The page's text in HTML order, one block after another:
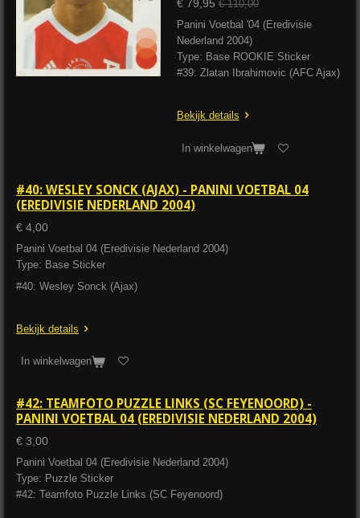
€ 79,95 € 110,00
Panini Voetbal '04 (Eredivisie
Nederland 2004)
Type: Base ROOKIE Sticker
#39: Zlatan Ibrahimovic (AFC Ajax)
Bekijk details
In winkelwagen
#40: WESLEY SONCK (AJAX) - PANINI VOETBAL 04
(EREDIVISIE NEDERLAND 2004)
€ 4,00
Panini Voetbal 04 (Eredivisie Nederland 2004)
Type: Base Sticker
#40: Wesley Sonck (Ajax)
Bekijk details
In winkelwagen
#42: TEAMFOTO PUZZLE LINKS (SC FEYENOORD) -
PANINI VOETBAL 04 (EREDIVISIE NEDERLAND 2004)
€ 3,00
Panini Voetbal 04 (Eredivisie Nederland 2004)
Type: Puzzle Sticker
#42: Teamfoto Puzzle Links (SC Feyenoord)